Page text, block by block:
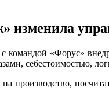
изменила
командой «Форус»
себестоимостью,
производство,